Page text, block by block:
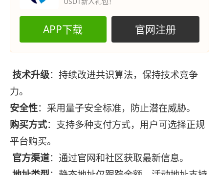
APP下载 官网注册
技术升级：持续改进共识算法，保持技术竞争
力。
安全性：采用量子安全标准，防止潜在威胁。
购买方式：支持多种支付方式，用户可选择正规
平台购买。
官方渠道：通过官网和社区获取最新信息。